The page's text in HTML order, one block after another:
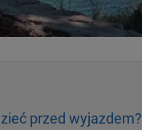
przed wyjazdem?